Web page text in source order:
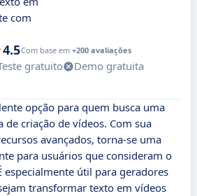
com
4.5Com base em +200 avaliações
gratuito
Demo gratuita
opção para quem busca uma
criação de vídeos. Com sua
avançados, torna-se uma
para usuários que consideram o
especialmente útil para geradores
transformar texto em vídeos